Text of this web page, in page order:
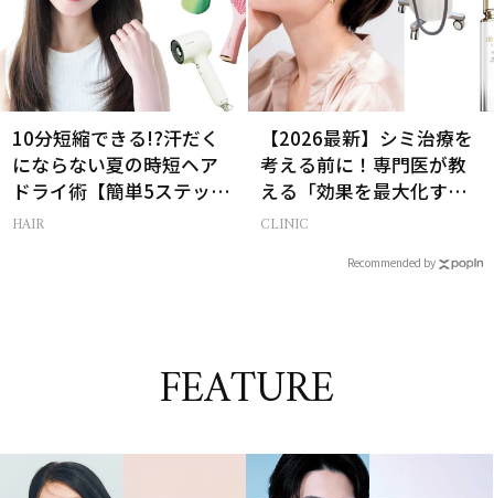
10分短縮できる!?汗だく
にならない夏の時短ヘア
ドライ術【簡単5ステッ
プ】
HAIR
【2026最新】シミ治療を
考える前に！専門医が教
える「効果を最大化す
る」4STEP完全版
CLINIC
Recommended by
FEATURE